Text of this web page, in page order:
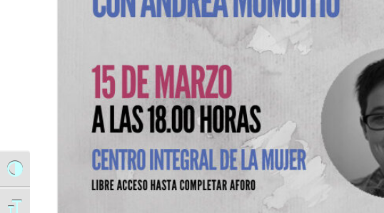
Alternar alto contraste
Alternar tamaño de letra